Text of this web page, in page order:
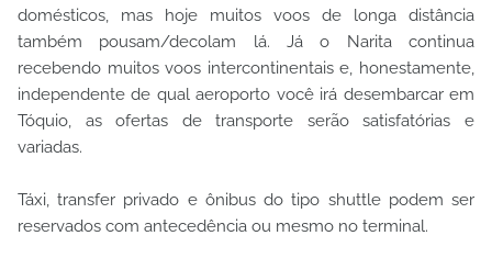
domésticos, mas hoje muitos voos de longa distância
também pousam/decolam lá. Já o Narita continua
recebendo muitos voos intercontinentais e, honestamente,
independente de qual aeroporto você irá desembarcar em
Tóquio, as ofertas de transporte serão satisfatórias e
variadas.
Táxi, transfer privado e ônibus do tipo shuttle podem ser
reservados com antecedência ou mesmo no terminal.